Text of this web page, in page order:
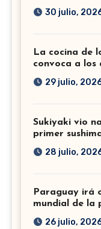
30 julio,
La cocina de
convoca a los
29 julio,
Sukiyaki vio
primer
28 julio,
Paraguay irá
mundial de la
26 julio,